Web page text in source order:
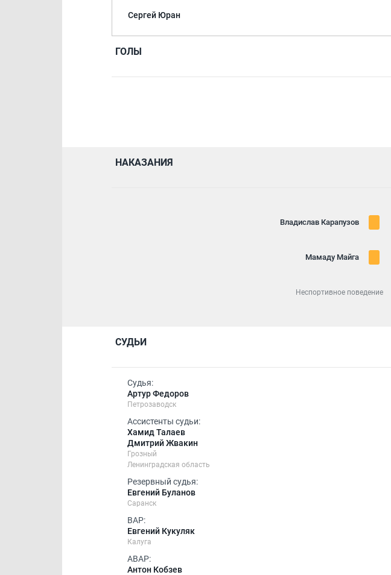
Сергей Юран
ГОЛЫ
НАКАЗАНИЯ
Владислав Карапузов
Мамаду Майга
Неспортивное поведение
СУДЬИ
Судья:
Артур Федоров
Петрозаводск
Ассистенты судьи:
Хамид Талаев
Дмитрий Жвакин
Грозный
Ленинградская область
Резервный судья:
Евгений Буланов
Саранск
ВАР:
Евгений Кукуляк
Калуга
АВАР:
Антон Кобзев